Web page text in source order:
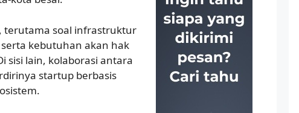
terutama soal infrastruktur
kebutuhan akan hak
sisi lain, kolaborasi antara
startup berbasis